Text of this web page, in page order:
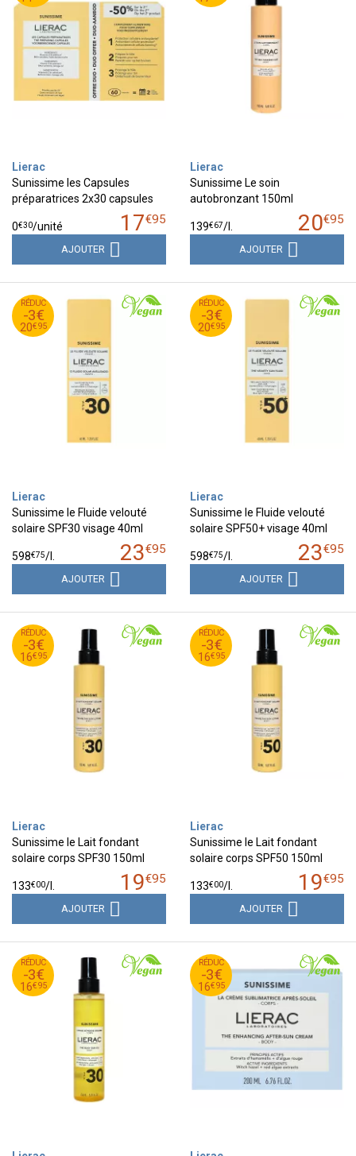
Lierac
Sunissime les Capsules
préparatrices 2x30 capsules
17€95
0€30/unité
AJOUTER
Lierac
Sunissime Le soin
autobronzant 150ml
20€95
139€67/
AJOUTER
RÉDUC
-3€
20€95
23
€
95
20
€
95
Lierac
Sunissime le Fluide velouté
solaire SPF30 visage 40ml
23€95
598€75/
AJOUTER
RÉDUC
-3€
20€95
23
€
95
20
€
95
Lierac
Sunissime le Fluide velouté
solaire SPF50+ visage 40ml
23€95
598€75/
AJOUTER
RÉDUC
-3€
16€95
19
€
95
16
€
95
Lierac
Sunissime le Lait fondant
solaire corps SPF30 150ml
19€95
133€00/
AJOUTER
RÉDUC
-3€
16€95
19
€
95
16
€
95
Lierac
Sunissime le Lait fondant
solaire corps SPF50 150ml
19€95
133€00/
AJOUTER
RÉDUC
-3€
16€95
19
€
95
16
€
95
RÉDUC
-3€
16€95
19
€
95
16
€
95